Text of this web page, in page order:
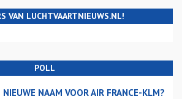
VAN LUCHTVAARTNIEUWS.NL!
POLL
NIEUWE NAAM VOOR AIR FRANCE-KLM?